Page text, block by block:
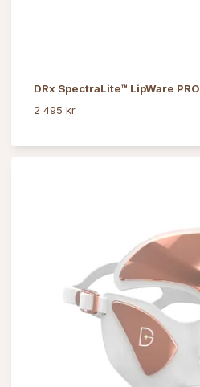
DRx SpectraLite™ LipWare PRO
2 495 kr